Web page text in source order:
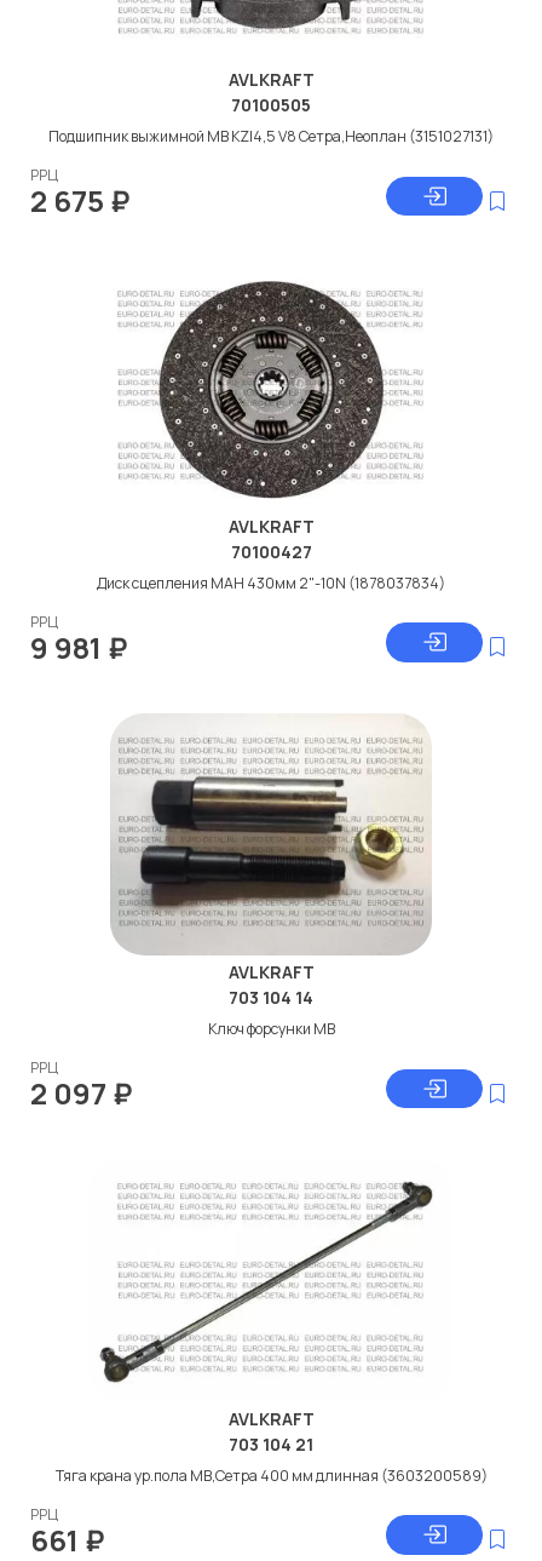
AVLKRAFT
70100505
Подшипник выжимной МВ KZI4,5 V8 Сетра,Неоплан (3151027131)
РРЦ
2 675 ₽
AVLKRAFT
70100427
Диск сцепления МАН 430мм 2"-10N (1878037834)
РРЦ
9 981 ₽
AVLKRAFT
703 104 14
Ключ форсунки МВ
РРЦ
2 097 ₽
AVLKRAFT
703 104 21
Тяга крана ур.пола МВ,Сетра 400 мм длинная (3603200589)
РРЦ
661 ₽